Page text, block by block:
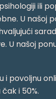
ili
U našoj
U našoj
povoljnu
i 50%.